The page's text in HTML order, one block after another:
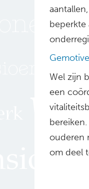
beperkte
Wel zijn
een
ouderen
om deel